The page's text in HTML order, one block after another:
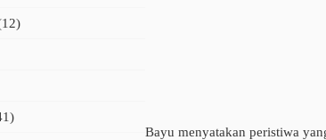
Bayu menyatakan peristiwa